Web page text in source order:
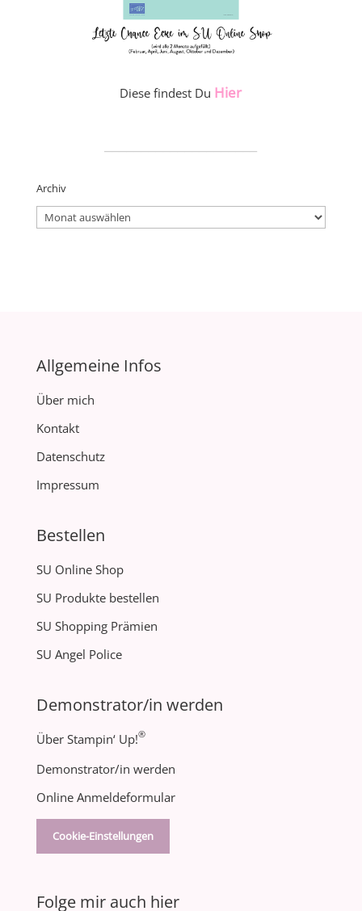
Diese findest Du Hier
Archiv
Archiv
Allgemeine Infos
Über mich
Kontakt
Datenschutz
Impressum
Bestellen
SU Online Shop
SU Produkte bestellen
SU Shopping Prämien
SU Angel Police
Demonstrator/in werden
Über Stampin‘ Up!®
Demonstrator/in werden
Online Anmeldeformular
Cookie-Einstellungen
Folge mir auch hier